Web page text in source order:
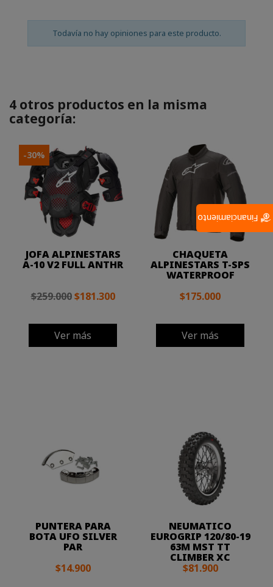
Todavía no hay opiniones para este producto.
4 otros productos en la misma
categoría:
JOFA ALPINESTARS
A-10 V2 FULL ANTHR
$259.000 $181.300
Ver más
-30%
CHAQUETA
ALPINESTARS T-SPS
WATERPROOF
$175.000
Ver más
PUNTERA PARA
BOTA UFO SILVER
PAR
$14.900
NEUMATICO
EUROGRIP 120/80-19
63M MST TT
CLIMBER XC
$81.900
Financiamiento